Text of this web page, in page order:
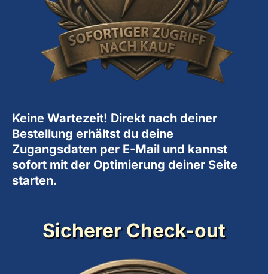
Keine Wartezeit! Direkt nach deiner
Bestellung erhältst du deine
Zugangsdaten per E-Mail und kannst
sofort mit der Optimierung deiner Seite
starten.
Sicherer Check-out